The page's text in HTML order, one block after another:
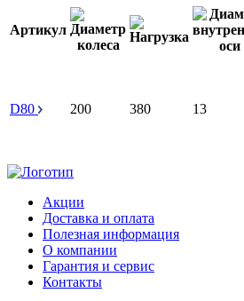
Артикул
D80 200 380 13
Акции
Доставка и оплата
Полезная информация
О компании
Гарантия и сервис
Контакты